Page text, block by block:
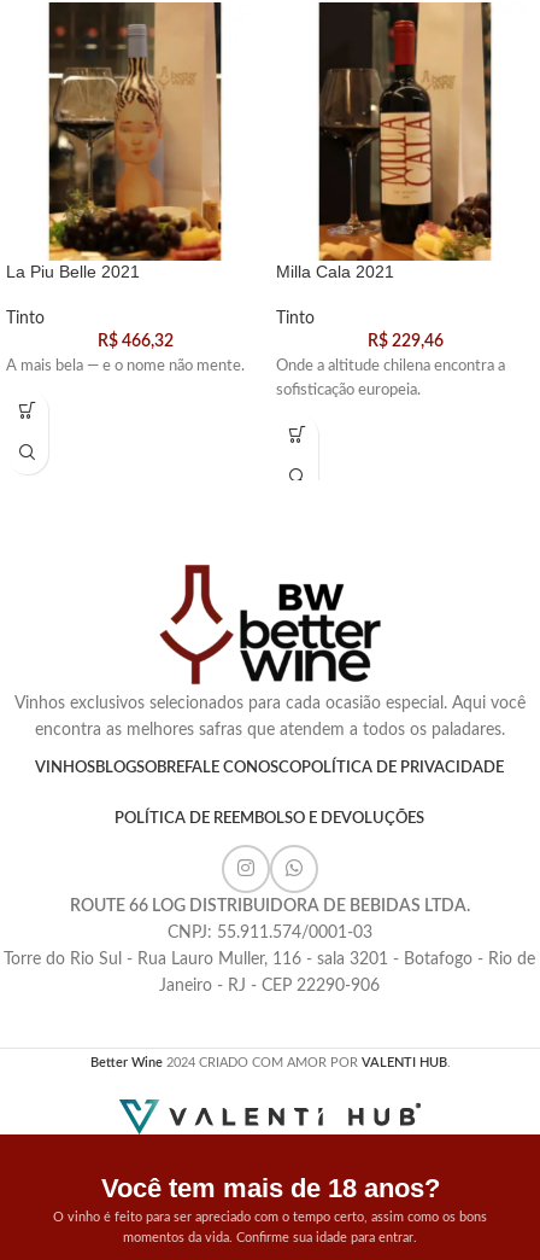
La Piu Belle 2021
Tinto
R$466,32
A mais bela — e o nome não mente.
Milla Cala 2021
Tinto
R$229,46
Onde a altitude chilena encontra a
sofisticação europeia.
Vinhos exclusivos selecionados para cada ocasião especial. Aqui você
encontra as melhores safras que atendem a todos os paladares.
VINHOSBLOGSOBREFALE CONOSCOPOLÍTICA DE PRIVACIDADE
POLÍTICA DE REEMBOLSO E DEVOLUÇÕES
ROUTE 66 LOG DISTRIBUIDORA DE BEBIDAS LTDA.
CNPJ: 55.911.574/0001-03
Torre do Rio Sul - Rua Lauro Muller, 116 - sala 3201 - Botafogo - Rio de
Janeiro - RJ - CEP 22290-906
Better Wine 2024 CRIADO COM AMOR POR VALENTI HUB.
Você tem mais de 18 anos?
O vinho é feito para ser apreciado com o tempo certo, assim como os bons
momentos da vida. Confirme sua idade para entrar.